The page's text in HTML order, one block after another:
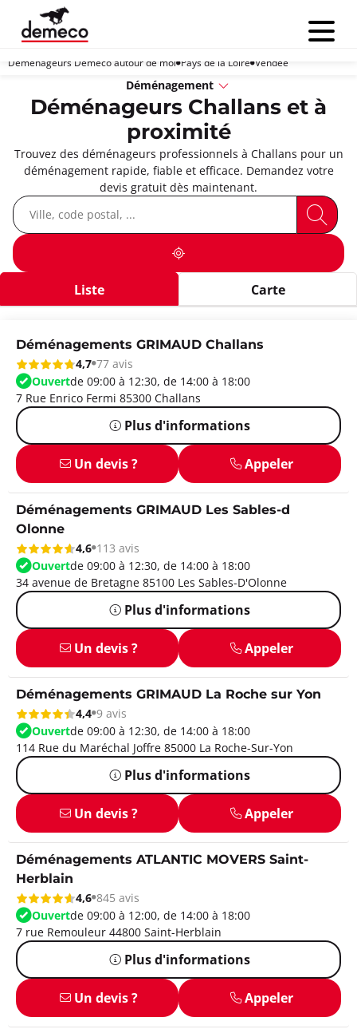
Menu
Déménageurs Demeco autour de moi Pays de la Loire Vendée
Déménagement
Déménageurs Challans et à
proximité
Trouvez des déménageurs professionnels à Challans pour un
déménagement rapide, fiable et efficace. Demandez votre
devis gratuit dès maintenant.
Liste Carte
Déménagements GRIMAUD Challans
4,7 77 avis
Ouvertde 09:00 à 12:30, de 14:00 à 18:00
7 Rue Enrico Fermi 85300 Challans
Plus d'informations
Un devis ? Appeler
Déménagements GRIMAUD Les Sables-d
Olonne
4,6 113 avis
Ouvertde 09:00 à 12:30, de 14:00 à 18:00
34 avenue de Bretagne 85100 Les Sables-D'Olonne
Plus d'informations
Un devis ? Appeler
Déménagements GRIMAUD La Roche sur Yon
4,4 9 avis
Ouvertde 09:00 à 12:30, de 14:00 à 18:00
114 Rue du Maréchal Joffre 85000 La Roche-Sur-Yon
Plus d'informations
Un devis ? Appeler
Déménagements ATLANTIC MOVERS Saint-
Herblain
4,6 845 avis
Ouvertde 09:00 à 12:00, de 14:00 à 18:00
7 rue Remouleur 44800 Saint-Herblain
Plus d'informations
Un devis ? Appeler